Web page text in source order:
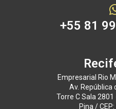
+55 81
Empresarial Rio
Av. República
Torre C Sala
Pina /